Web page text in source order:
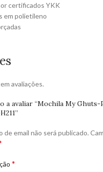
certificados YKK
em polietileno
avaliações.
a avaliar “Mochila My Ghuts-
de email não será publicado.
*